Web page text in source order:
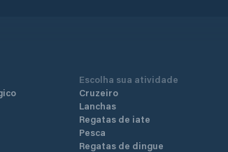
Escolha sua atividade
Cruzeiro
Lanchas
Regatas de iate
Pesca
Regatas de dingue